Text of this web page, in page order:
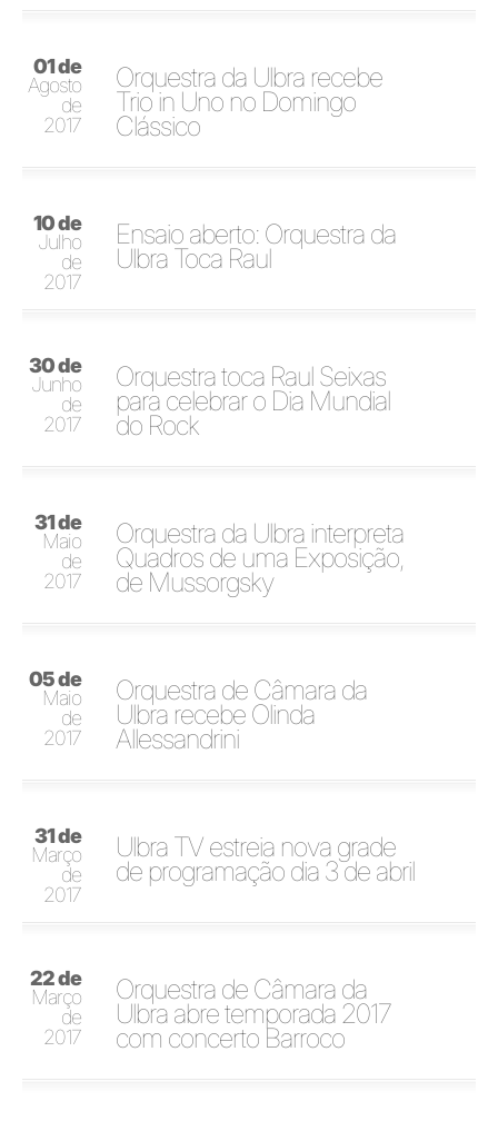
01 de
Agosto
de
2017
Orquestra da Ulbra recebe
Trio in Uno no Domingo
Clássico
10 de
Julho
de
2017
Ensaio aberto: Orquestra da
Ulbra Toca Raul
30 de
Junho
de
2017
Orquestra toca Raul Seixas
para celebrar o Dia Mundial
do Rock
31 de
Maio
de
2017
Orquestra da Ulbra interpreta
Quadros de uma Exposição,
de Mussorgsky
05 de
Maio
de
2017
Orquestra de Câmara da
Ulbra recebe Olinda
Allessandrini
31 de
Março
de
2017
Ulbra TV estreia nova grade
de programação dia 3 de abril
22 de
Março
de
2017
Orquestra de Câmara da
Ulbra abre temporada 2017
com concerto Barroco